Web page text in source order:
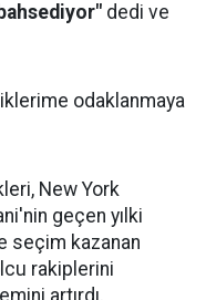
dedi ve
odaklanmaya
New York
geçen yılki
seçim kazanan
rakiplerini
artırdı.